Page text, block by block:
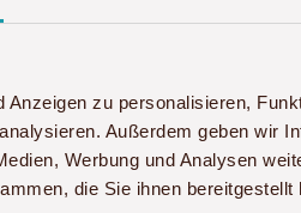
zu personalisieren,
Außerdem geben wir
Werbung und Analysen
die Sie ihnen
mich bei Ihnen und dem
Die Reise erlebnisreich,
Mehr lesen »